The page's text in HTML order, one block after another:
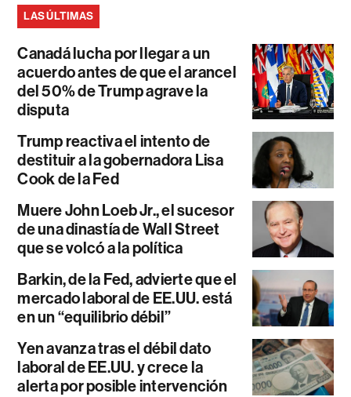
LAS ÚLTIMAS
Canadá lucha por llegar a un
acuerdo antes de que el arancel
del 50% de Trump agrave la
disputa
Trump reactiva el intento de
destituir a la gobernadora Lisa
Cook de la Fed
Muere John Loeb Jr., el sucesor
de una dinastía de Wall Street
que se volcó a la política
Barkin, de la Fed, advierte que el
mercado laboral de EE.UU. está
en un “equilibrio débil”
Yen avanza tras el débil dato
laboral de EE.UU. y crece la
alerta por posible intervención